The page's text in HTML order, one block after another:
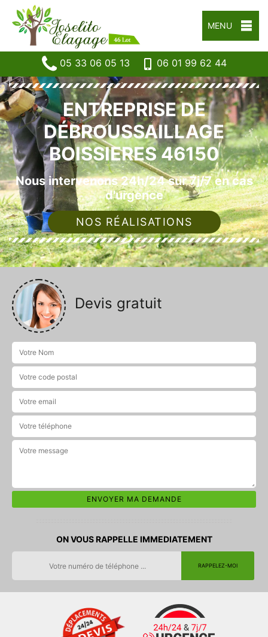
MENU
05 33 06 05 13 06 01 99 62 44
ENTREPRISE DE
DÉBROUSSAILLAGE
BOISSIERES 46150
Nous intervenons 24h/24 sur 7j/7 en cas
d'urgence
NOS RÉALISATIONS
Devis gratuit
ON VOUS RAPPELLE IMMEDIATEMENT